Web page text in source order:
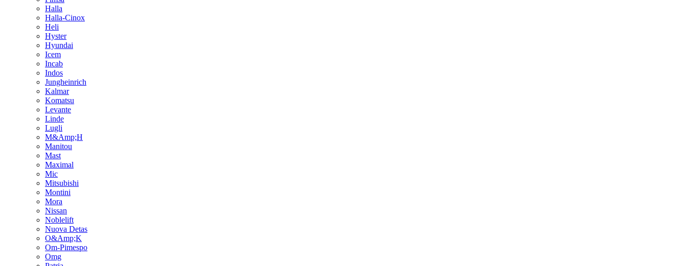
Halla
Halla-Cinox
Heli
Hyster
Hyundai
Icem
Incab
Indos
Jungheinrich
Kalmar
Komatsu
Levante
Linde
Lugli
M&Amp;H
Manitou
Mast
Maximal
Mic
Mitsubishi
Montini
Mora
Nissan
Noblelift
Nuova Detas
O&Amp;K
Om-Pimespo
Omg